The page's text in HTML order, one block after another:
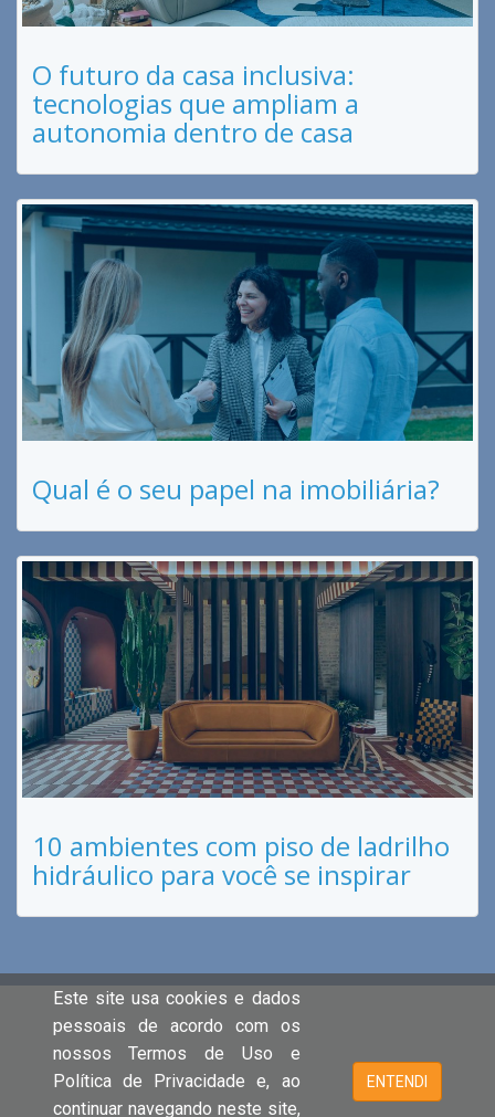
O futuro da casa inclusiva:
tecnologias que ampliam a
autonomia dentro de casa
Qual é o seu papel na imobiliária?
10 ambientes com piso de ladrilho
hidráulico para você se inspirar
Este site usa cookies e dados
pessoais de acordo com os
nossos Termos de Uso e
Política de Privacidade e, ao
continuar navegando neste site,
ENTENDI